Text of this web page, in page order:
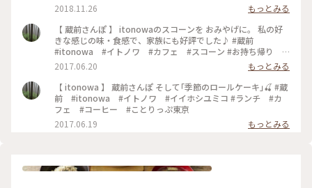
2018.11.26
もっとみる
【 蔵前さんぽ 】 itonowaのスコーンを おみやげに。 私の好
きな感じの味・食感で、家族にも好評でした♪ #蔵前
#itonowa #イトノワ #カフェ #スコーン #お持ち帰り #
おみやげ
2017.06.20
もっとみる
【 itonowa 】 蔵前さんぽ そして｢季節のロールケーキ｣🍒 #蔵
前 #itonowa #イトノワ #イイホシユミコ #ランチ #カ
フェ #コーヒー #ことりっぷ東京
2017.06.19
もっとみる